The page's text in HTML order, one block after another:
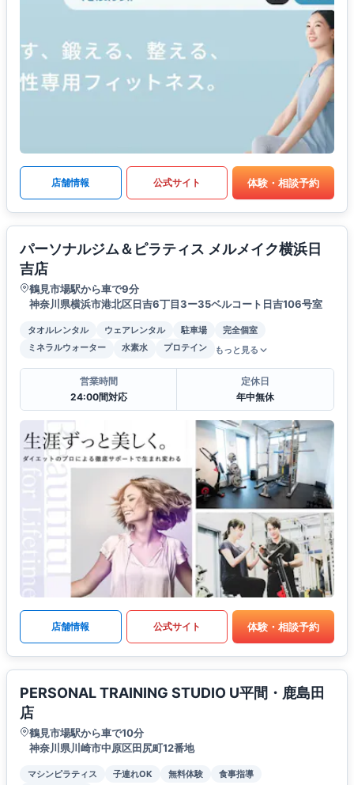
店舗情報 公式サイト 体験・相談予約
パーソナルジム＆ピラティス メルメイク横浜日
吉店
鶴見市場駅から車で9分
神奈川県横浜市港北区日吉6丁目3ー35ベルコート日吉106号室
タオルレンタル ウェアレンタル 駐車場
完全個室
ミネラルウォーター
水素水 プロテイン もっと見る
営業時間
24:00間対応
定休日
年中無休
店舗情報 公式サイト 体験・相談予約
PERSONAL TRAINING STUDIO U平間・鹿島田
店
鶴見市場駅から車で10分
神奈川県川崎市中原区田尻町12番地
マシンピラティス 子連れOK 無料体験
食事指導